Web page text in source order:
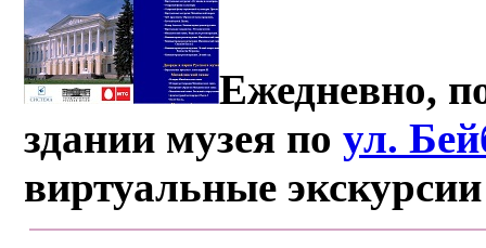
Ежедневно,
здании музея поул.
виртуальные